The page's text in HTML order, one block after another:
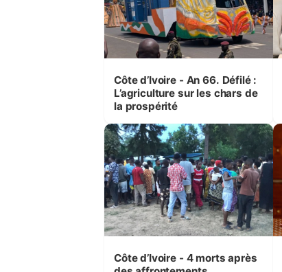
Côte d’Ivoire - An 66. Défilé :
L’agriculture sur les chars de
la prospérité
Côte d’Ivoire - 4 morts après